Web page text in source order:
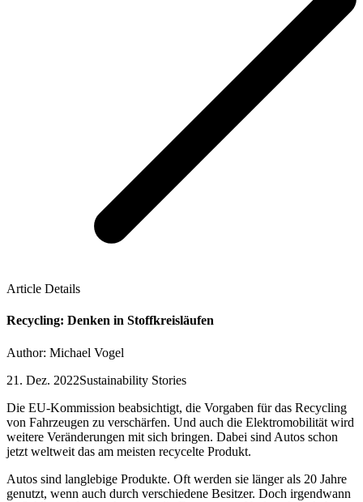
Article Details
Recycling: Denken in Stoffkreisläufen
Author: Michael Vogel
21. Dez. 2022Sustainability Stories
Die EU-Kommission beabsichtigt, die Vorgaben für das Recycling
von Fahrzeugen zu verschärfen. Und auch die Elektromobilität wird
weitere Veränderungen mit sich bringen. Dabei sind Autos schon
jetzt weltweit das am meisten recycelte Produkt.
Autos sind langlebige Produkte. Oft werden sie länger als 20 Jahre
genutzt, wenn auch durch verschiedene Besitzer. Doch irgendwann